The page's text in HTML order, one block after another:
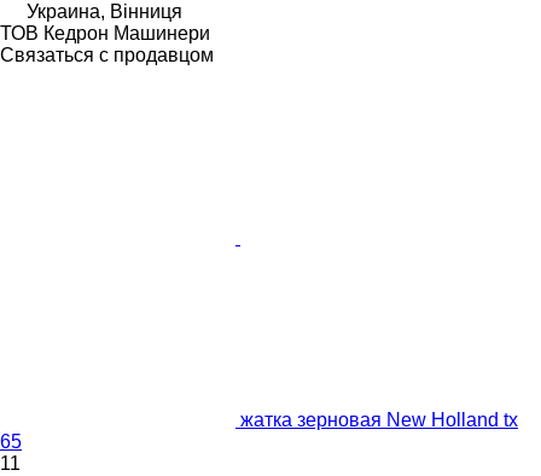
Украина, Вінниця
ТОВ Кедрон Машинери
Связаться с продавцом
жатка зерновая New Holland tx
65
11